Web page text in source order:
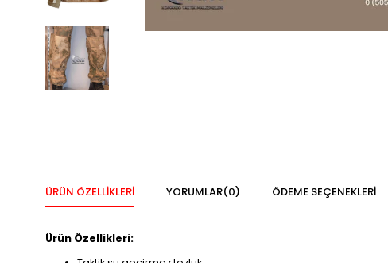
ÜRÜN ÖZELLIKLERI YORUMLAR(0) ÖDEME SEÇENEKLERI
Ürün Özellikleri: